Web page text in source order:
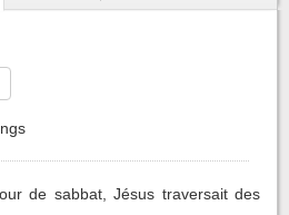
de sabbat, Jésus traversait des